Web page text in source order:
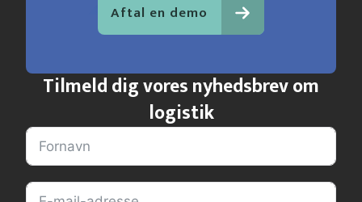
Aftal en demo
Tilmeld dig vores nyhedsbrev om
logistik